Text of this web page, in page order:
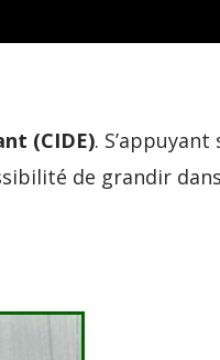
(CIDE).
de grandir